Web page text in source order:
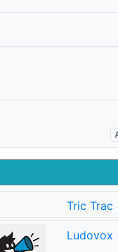
Tric Trac
Ludovox